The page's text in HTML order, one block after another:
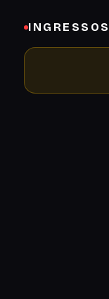
INGRESSOS